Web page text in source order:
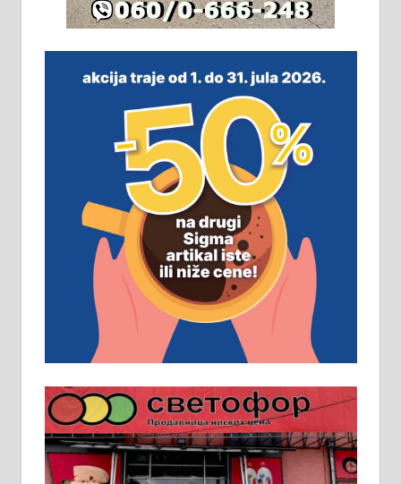
На продају легализована, нова,
м2 са плацем од 8 ари у Зеленом
виру у Алексинцу. Могућа
замена. 064/21-63-584
ПОСЛОВНИ ОГЛАСИ
Рудник и флотација Рудник
д.о.о. Рудник запошљава 20
помоћника рудара. Услови:
Основна школа, пожељно радно
искуство на истим и сличним
пословима, али не и неопходан
услов. Обезбеђен смештај,
превоз, исхрана. 032/57-41-122 –
локал 22
Пружам услуге завршних радова
у грађевини, хидроизолације и
молерских радова. 061/25-28-058